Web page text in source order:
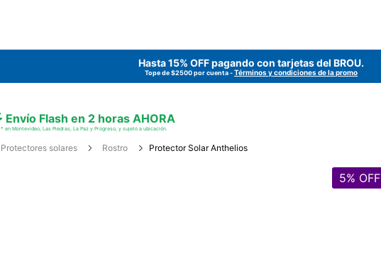
Hasta 15% OFF pagando con tarjetas del BROU.
Tope de $2500 por cuenta -Términos y condiciones de la promo
Envío Flash en 2 horas AHORA
* en Montevideo, Las Piedras, La Paz y Progreso, y sujeto a ubicación.
Protectores solares Rostro Protector Solar Anthelios
5% OFF